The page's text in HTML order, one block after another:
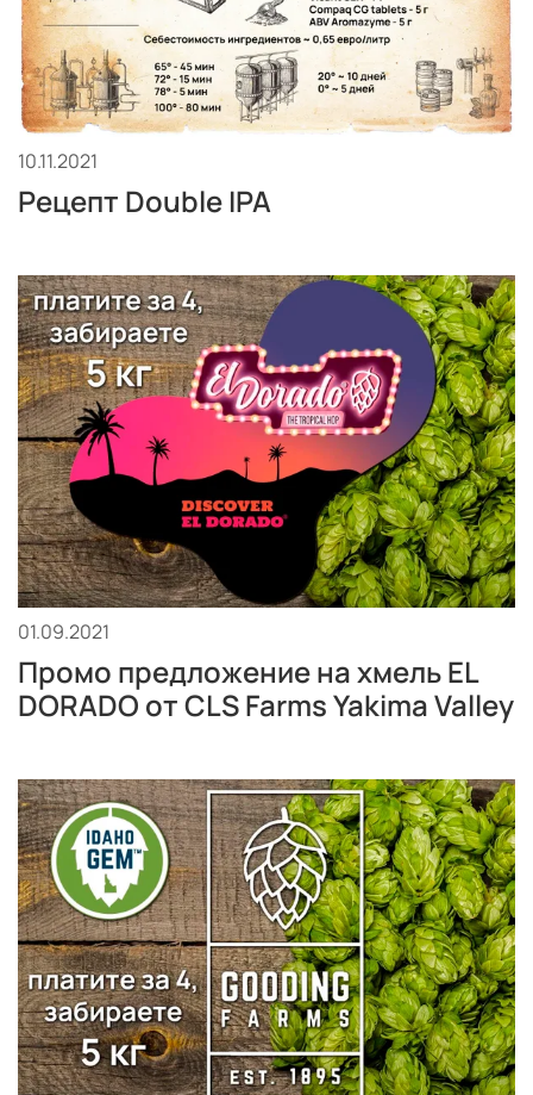
10.11.2021
Рецепт Double IPA
01.09.2021
Промо предложение на хмель EL
DORADO от CLS Farms Yakima Valley